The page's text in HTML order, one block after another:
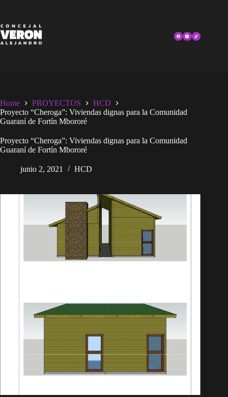
Home PROYECTOS
HCD
Proyecto “Cheroga”: Viviendas dignas para la Comunidad
Guaraní de Fortín Mbororé
Proyecto “Cheroga”: Viviendas dignas para la Comunidad
Guaraní de Fortín Mbororé
junio 2, 2021 HCD